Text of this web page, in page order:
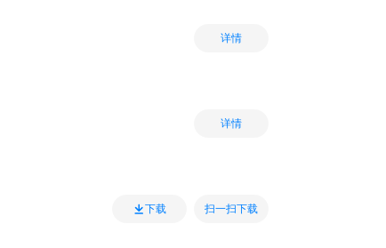
详情
详情
下载 扫一扫下载